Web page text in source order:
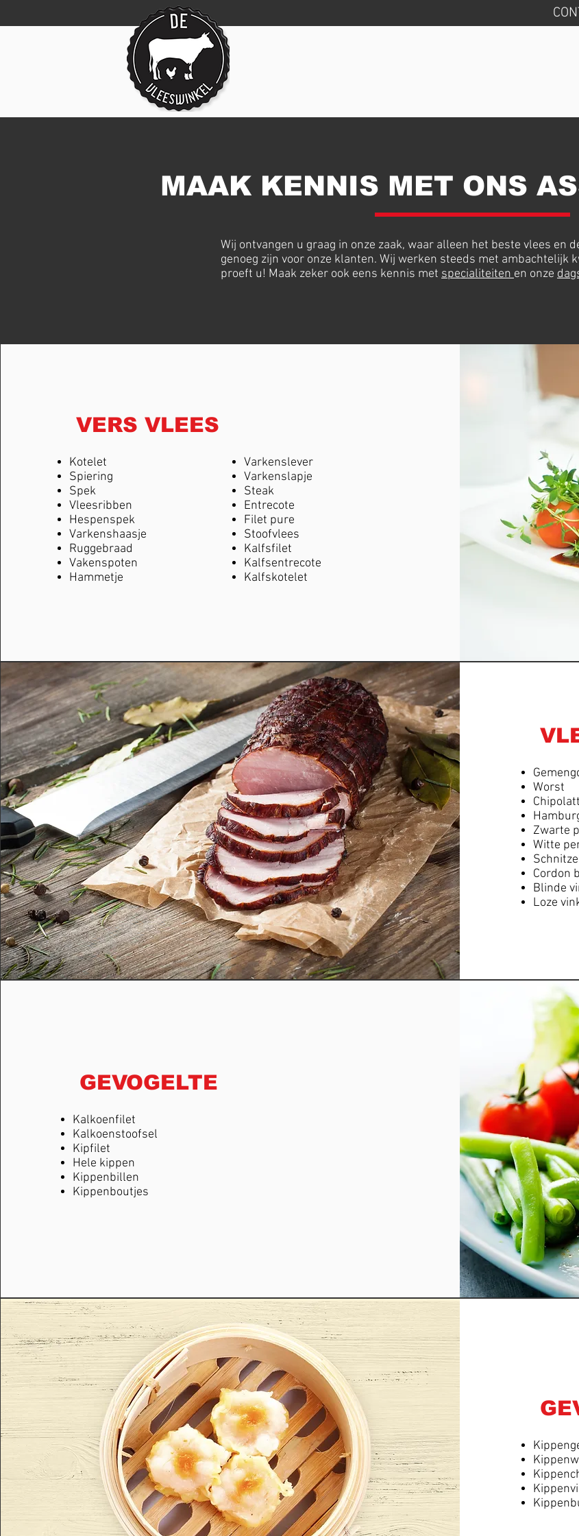
MAAK KENNIS MET ONS
Wij ontvangen u graag in onze zaak, waar alleen het beste vlees en
genoeg zijn voor onze klanten. Wij werken steeds met ambachtelijk
proeft u! Maak zeker ook eens kennis met specialiteiten en onze
VERS VLEES
Kotelet
Spiering
Spek
Vleesribben
Hespenspek
Varkenshaasje
Ruggebraad
Vakenspoten
Hammetje
Varkenslever
Varkenslapje
Steak
Entrecote
Filet pure
Stoofvlees
Kalfsfilet
Kalfsentrecote
Kalfskotelet
Worst
Zwarte
Witte
Cordon
Blinde
Loze
GEVOGELTE
Kalkoenfilet
Kalkoenstoofsel
Kipfilet
Hele kippen
Kippenbillen
Kippenboutjes